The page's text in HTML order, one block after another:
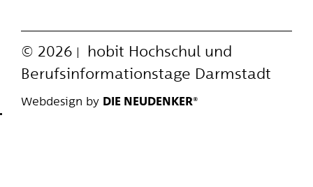
© 2026 hobit Hochschul und
Berufsinformationstage Darmstadt
Webdesign by DIE NEUDENKER®